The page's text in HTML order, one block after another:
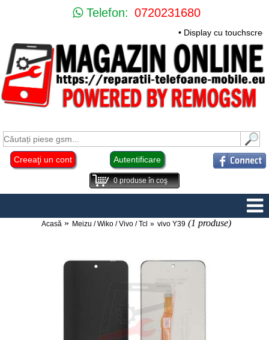
Telefon: 0720231680
• Display cu
Creeaţi un cont Autentificare
0produse în coş
Acasă Meizu / Wiko / Vivo / Tcl vivo Y39 (1 produse)